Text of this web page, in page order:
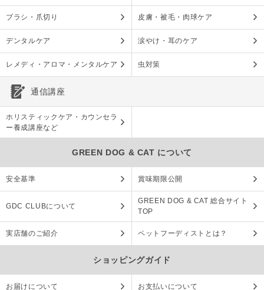
ブラシ・爪切り 皮膚・被毛・肉球ケア
デンタルケア 涙やけ・耳のケア
レメディ・アロマ・メンタルケア 虫対策
通信講座
ホリスティックケア・カウンセラ
ー養成講座など
GREEN DOG & CAT について
安全基準 賞味期限公開
GDC CLUBについて
GREEN DOG & CAT 総合サイト
TOP
実店舗のご紹介 ペットフーディストとは？
ショッピングガイド
お届けについて お支払いについて